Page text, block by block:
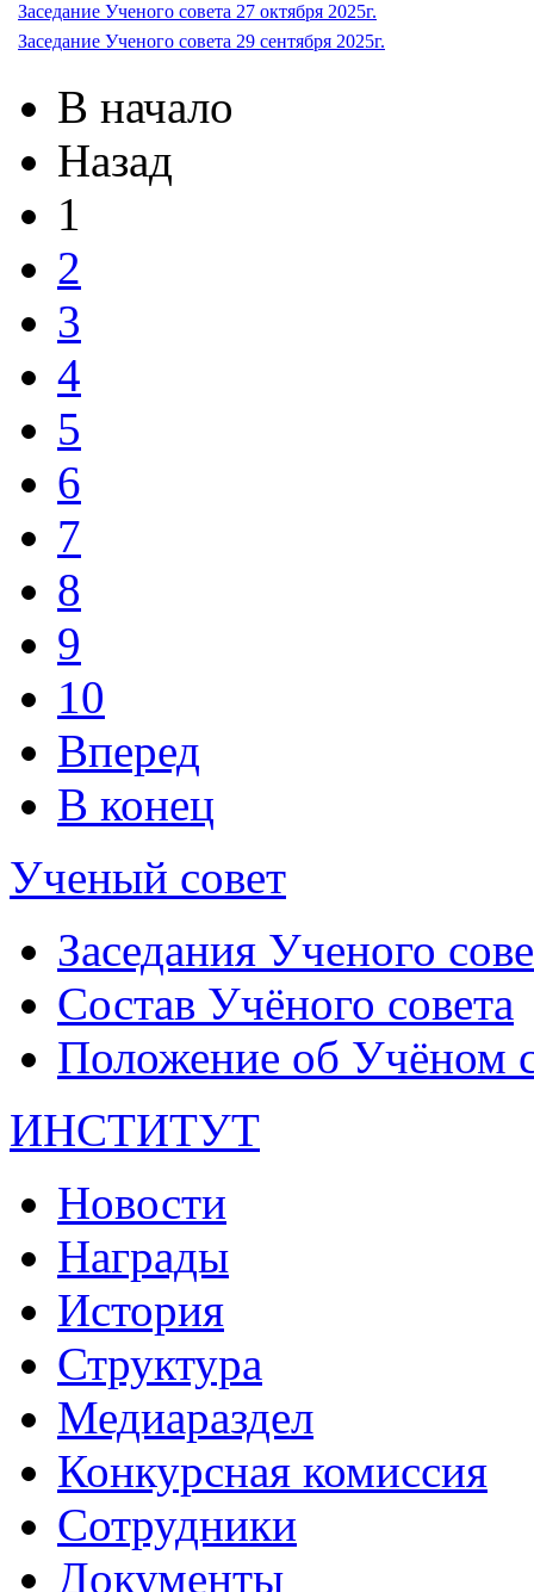
Заседание Ученого совета 27 октября 2025г.
Заседание Ученого совета 29 сентября 2025г.
В начало
Назад
1
2
3
4
5
6
7
8
9
10
Вперед
В конец
Ученый совет
Заседания Ученого
Состав Учёного совета
Положение об Учёном
ИНСТИТУТ
Новости
Награды
История
Структура
Медиараздел
Конкурсная комиссия
Сотрудники
Документы